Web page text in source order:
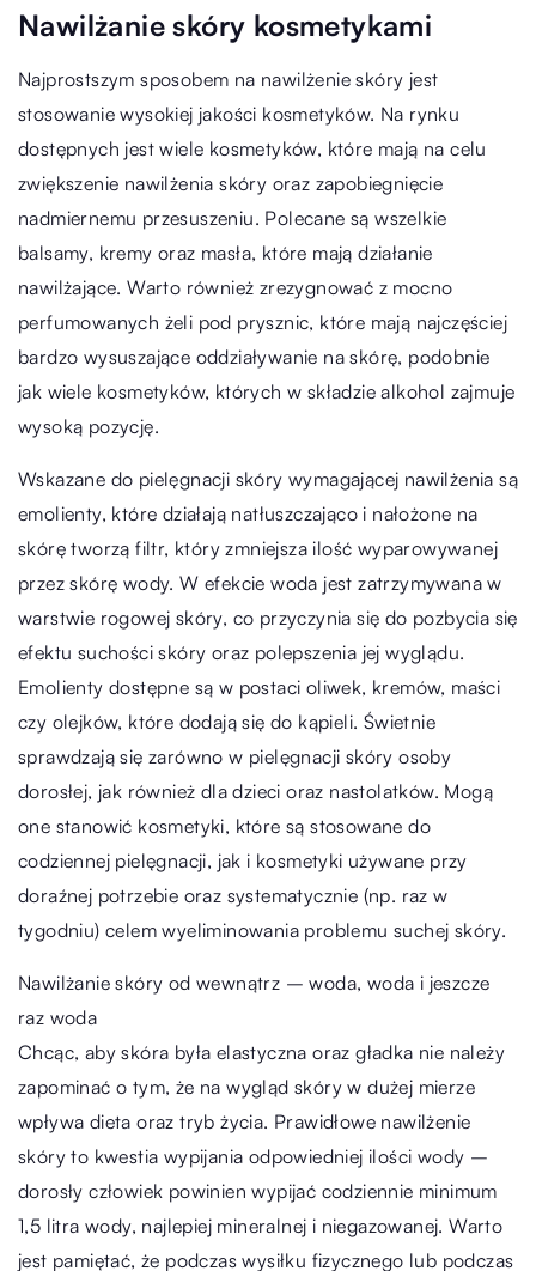
Nawilżanie skóry kosmetykami
Najprostszym sposobem na nawilżenie skóry jest
stosowanie wysokiej jakości kosmetyków. Na rynku
dostępnych jest wiele kosmetyków, które mają na celu
zwiększenie nawilżenia skóry oraz zapobiegnięcie
nadmiernemu przesuszeniu. Polecane są wszelkie
balsamy, kremy oraz masła, które mają działanie
nawilżające. Warto również zrezygnować z mocno
perfumowanych żeli pod prysznic, które mają najczęściej
bardzo wysuszające oddziaływanie na skórę, podobnie
jak wiele kosmetyków, których w składzie alkohol zajmuje
wysoką pozycję.
Wskazane do pielęgnacji skóry wymagającej nawilżenia są
emolienty, które działają natłuszczająco i nałożone na
skórę tworzą filtr, który zmniejsza ilość wyparowywanej
przez skórę wody. W efekcie woda jest zatrzymywana w
warstwie rogowej skóry, co przyczynia się do pozbycia się
efektu suchości skóry oraz polepszenia jej wyglądu.
Emolienty dostępne są w postaci oliwek, kremów, maści
czy olejków, które dodają się do kąpieli. Świetnie
sprawdzają się zarówno w pielęgnacji skóry osoby
dorosłej, jak również dla dzieci oraz nastolatków. Mogą
one stanowić kosmetyki, które są stosowane do
codziennej pielęgnacji, jak i kosmetyki używane przy
doraźnej potrzebie oraz systematycznie (np. raz w
tygodniu) celem wyeliminowania problemu suchej skóry.
Nawilżanie skóry od wewnątrz – woda, woda i jeszcze
raz woda
Chcąc, aby skóra była elastyczna oraz gładka nie należy
zapominać o tym, że na wygląd skóry w dużej mierze
wpływa dieta oraz tryb życia. Prawidłowe nawilżenie
skóry to kwestia wypijania odpowiedniej ilości wody –
dorosły człowiek powinien wypijać codziennie minimum
1,5 litra wody, najlepiej mineralnej i niegazowanej. Warto
jest pamiętać, że podczas wysiłku fizycznego lub podczas